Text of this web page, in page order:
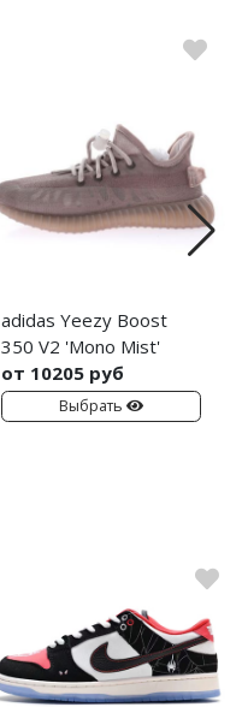
adidas Yeezy Boost
350 V2 'Mono Mist'
от 10205 руб
Выбрать